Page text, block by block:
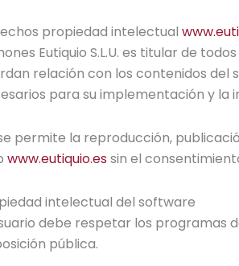
propiedad intelectual
Eutiquio S.L.U. es titular de
relación con los contenidos del
para su implementación y la
permite la reproducción,
www.eutiquio.essin el
intelectual del software
debe respetar los programas
pública.